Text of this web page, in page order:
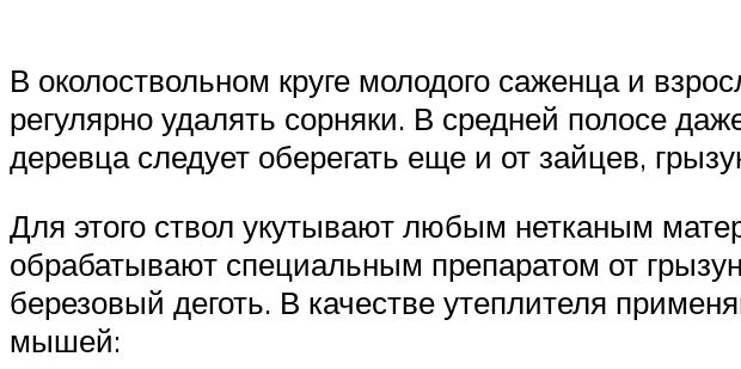
В околоствольном круге молодого саженца и
регулярно удалять сорняки. В средней полосе
деревца следует оберегать еще и от зайцев,
Для этого ствол укутывают любым нетканым
обрабатывают специальным препаратом от
березовый деготь. В качестве утеплителя
мышей: